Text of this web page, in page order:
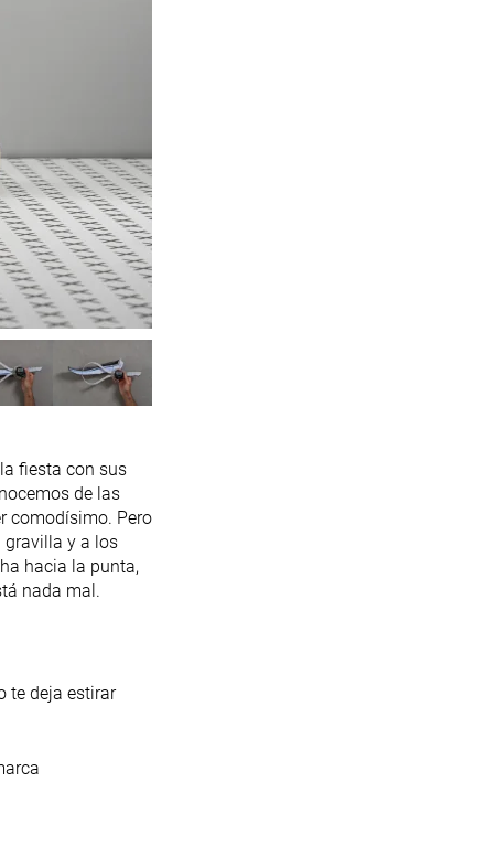
fiesta con sus
de las
comodísimo. Pero
gravilla y a los
hacia la punta,
nada mal.
te deja estirar